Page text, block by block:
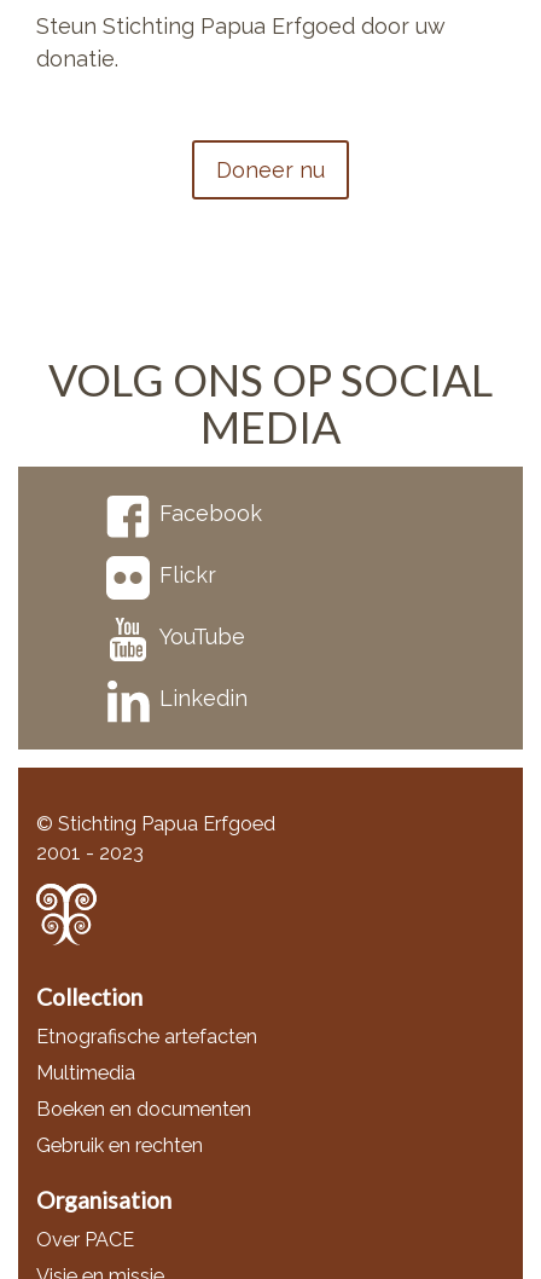
Steun Stichting Papua Erfgoed door uw
donatie.
Doneer nu
VOLG ONS OP SOCIAL
MEDIA
Facebook
Flickr
YouTube
Linkedin
© Stichting Papua Erfgoed
2001 - 2023
Collection
Etnografische artefacten
Multimedia
Boeken en documenten
Gebruik en rechten
Organisation
Over PACE